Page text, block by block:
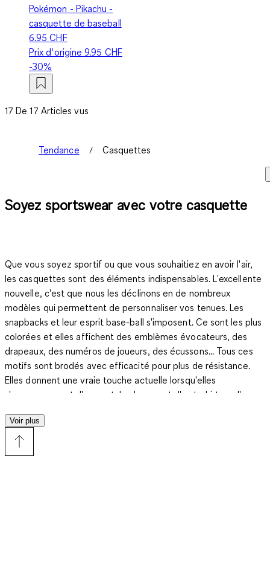
Pokémon - Pikachu -
casquette de baseball
6.95 CHF
Prix d‘origine9.95 CHF
-30%
17 De 17 Articles vus
Tendance Casquettes
Soyez sportswear avec votre casquette
Que vous soyez sportif ou que vous souhaitiez en avoir l'air,
les casquettes sont des éléments indispensables. L'excellente
nouvelle, c'est que nous les déclinons en de nombreux
modèles qui permettent de personnaliser vos tenues. Les
snapbacks et leur esprit base-ball s'imposent. Ce sont les plus
colorées et elles affichent des emblèmes évocateurs, des
drapeaux, des numéros de joueurs, des écussons... Tous ces
motifs sont brodés avec efficacité pour plus de résistance.
Elles donnent une vraie touche actuelle lorsqu'elles
s'accompagnent d'un pantalon baggy et d'un t-shirt ou d'un
basses ou montantes.
Voir plus